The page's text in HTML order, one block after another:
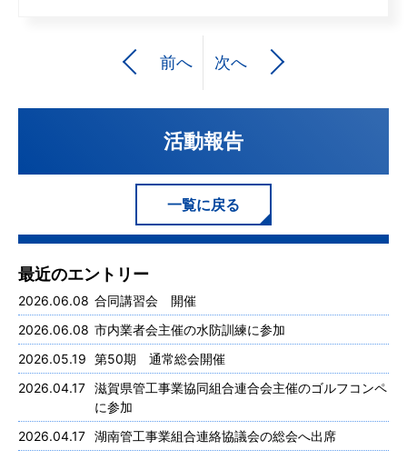
活動報告
一覧に戻る
最近のエントリー
2026.06.08 合同講習会 開催
2026.06.08 市内業者会主催の水防訓練に参加
2026.05.19 第50期 通常総会開催
2026.04.17 滋賀県管工事業協同組合連合会主催のゴルフコンペ
に参加
2026.04.17 湖南管工事業組合連絡協議会の総会へ出席
前へ 次へ